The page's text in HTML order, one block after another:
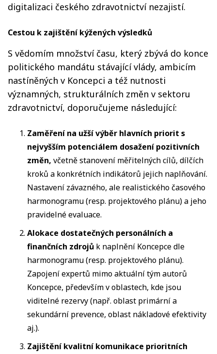
digitalizaci českého zdravotnictví nezajistí.
Cestou k zajištění kýžených výsledků
S vědomím množství času, který zbývá do konce
politického mandátu stávající vlády, ambicím
nastíněných v Koncepci a též nutnosti
významných, strukturálních změn v sektoru
zdravotnictví, doporučujeme následující:
Zaměření na užší výběr hlavních priorit s
nejvyšším potenciálem dosažení pozitivních
změn, včetněstanovení měřitelných cílů, dílčích
kroků a konkrétních indikátorů jejich naplňování.
Nastavení závazného, ale realistického časového
harmonogramu (resp. projektového plánu) a jeho
pravidelné evaluace.
Alokace dostatečných personálních a
finančních zdrojů k naplnění Koncepce dle
harmonogramu (resp. projektového plánu).
Zapojení expertů mimo aktuální tým autorů
Koncepce, především v oblastech, kde jsou
viditelné rezervy (např. oblast primární a
sekundární prevence, oblast nákladové efektivity
aj.).
Zajištění kvalitní komunikace prioritních